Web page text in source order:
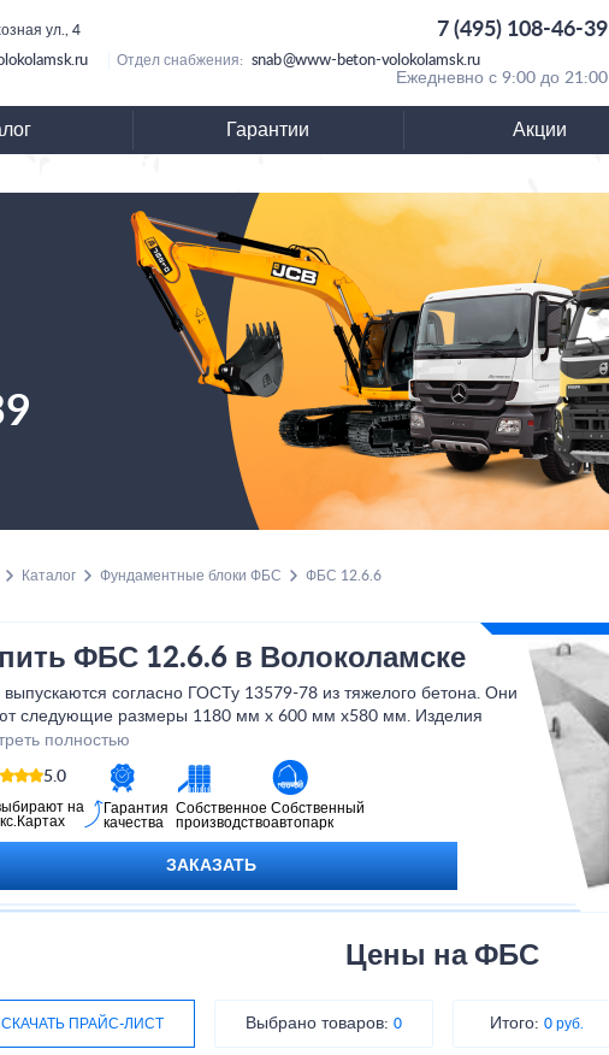
ул., 4 7 (495) 108-46-39
Отдел снабжения: snab@www-beton-volokolamsk.ru
Ежедневно с 9:00 до 21:00
Гарантии Акции
Каталог Фундаментные блоки ФБС ФБС 12.6.6
ФБС 12.6.6 в Волоколамске
согласно ГОСТу 13579-78 из тяжелого бетона. Они
следующие размеры 1180 мм x 600 мм x580 мм. Изделия
форму параллелепипеда, но она может меняться в
от конфигурации конструкции. Можно приобрести блок
ФБС 12.6.6–т в Волоколамске по цене производителя
полностью
5.0
на
Гарантия
качества
Собственное
производство
Собственный
автопарк
ЗАКАЗАТЬ
Цены на ФБС
СКАЧАТЬ ПРАЙС-ЛИСТ Выбрано товаров: 0 Итого:0 руб.